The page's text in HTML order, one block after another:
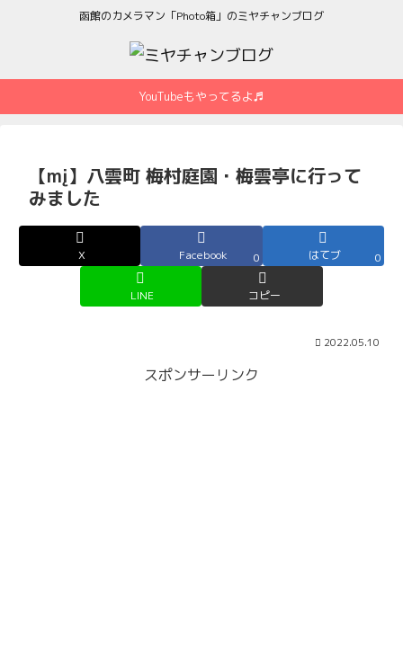
函館のカメラマン「Photo箱」のミヤチャンブログ
YouTubeもやってるよ♬
【mį】八雲町 梅村庭園・梅雲亭に行って
みました
X Facebook 0 はてブ 0
LINE コピー
2022.05.10
スポンサーリンク